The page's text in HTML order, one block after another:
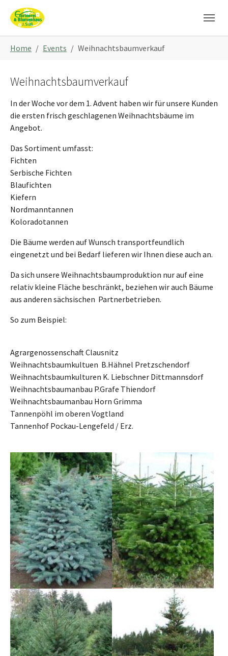
Skip to main navigation
Skip to main content
Skip to page footer
Home Events Weihnachtsbaumverkauf
Show larger version Show larger version
Show larger version Show larger version
Weihnachtsbaumverkauf
In der Woche vor dem 1. Advent haben wir für unsere Kunden
die ersten frisch geschlagenen Weihnachtsbäume im
Angebot.
Das Sortiment umfasst:
Fichten
Serbische Fichten
Blaufichten
Kiefern
Nordmanntannen
Koloradotannen
Die Bäume werden auf Wunsch transportfeundlich
eingenetzt und bei Bedarf lieferen wir Ihnen diese auch an.
Da sich unsere Weihnachtsbaumproduktion nur auf eine
relativ kleine Fläche beschränkt, beziehen wir auch Bäume
aus anderen sächsischen Partnerbetrieben.
So zum Beispiel:
Agrargenossenschaft Clausnitz
Weihnachtsbaumkultuen B.Hähnel Pretzschendorf
Weihnachtsbaumkulturen K. Liebschner Dittmannsdorf
Weihnachtsbaumanbau P.Grafe Thiendorf
Weihnachtsbaumanbau Horn Grimma
Tannenpöhl im oberen Vogtland
Tannenhof Pockau-Lengefeld / Erz.